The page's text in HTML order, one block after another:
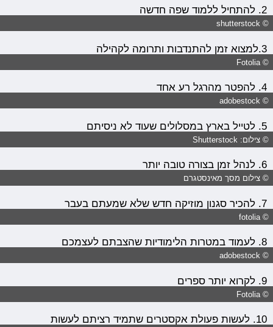
2. להתחיל ללמוד שפה חדשה
© shutterstock
3.למצוא זמן להתנדבות ותרומה לקהילה
© Fotolia
4. להפטר מהרגל רע אחד
© adobestock
5. לטייל בארץ במסלולים שעוד לא ניסיתם
© צילום: Shutterstock
6. לנהל זמן בצורה טובה יותר
© צילום מסך מאינסטגרם
7. להכיר סגנון מוזיקה חדש שלא שמעתם בעבר
© fotolia
8. לעמוד במטרות הלימודיות שהצבתם לעצמכם
© adobestock
9. לקרוא יותר ספרים
© Fotolia
10. לעשות פעולת אקסטרים שתמיד רציתם לעשות